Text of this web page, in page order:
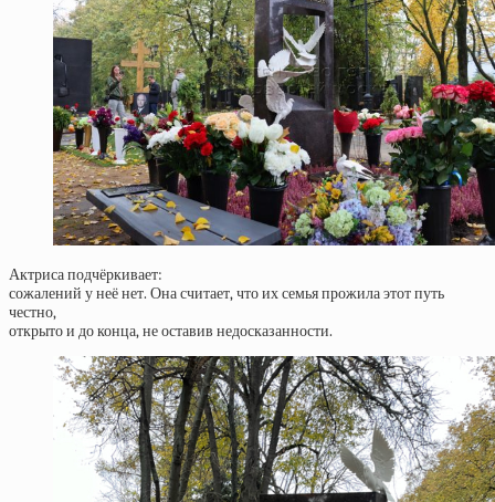
Актриса подчёркивает:
сожалений у неё нет. Она считает, что их семья прожила этот путь
честно,
открыто и до конца, не оставив недосказанности.